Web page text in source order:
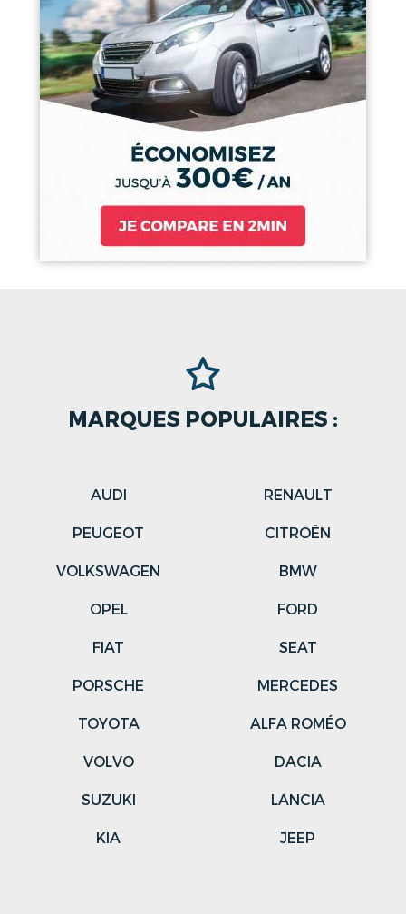
MARQUES POPULAIRES :
AUDI
RENAULT
PEUGEOT
CITROËN
VOLKSWAGEN
BMW
OPEL
FORD
FIAT
SEAT
PORSCHE
MERCEDES
TOYOTA
ALFA ROMÉO
VOLVO
DACIA
SUZUKI
LANCIA
KIA
JEEP